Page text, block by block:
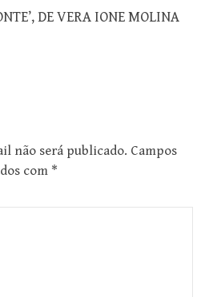
DE VERA IONE MOLINA
não será publicado. Campos
com *